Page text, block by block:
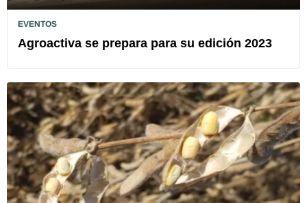
EVENTOS
Agroactiva se prepara para su edición 2023